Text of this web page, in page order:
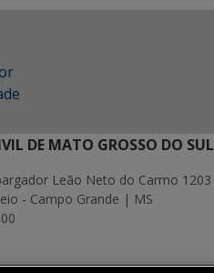
DE MATO GROSSO DO SUL
Leão Neto do Carmo 1203
- Campo Grande | MS